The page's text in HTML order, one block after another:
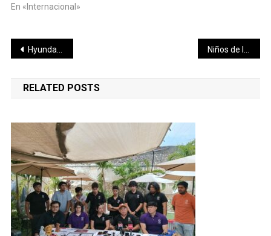
En «Internacional»
Navegación
de
entradas
Hyundai desarrolla una nueva bolsa de aire
RELATED POSTS